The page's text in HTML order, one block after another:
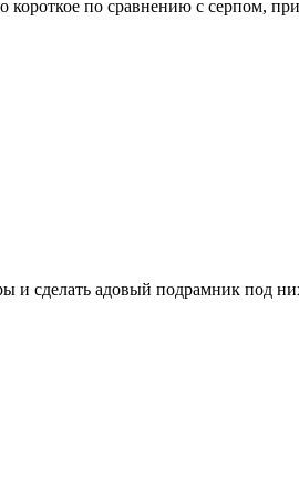
короткое по сравнению с серпом,
и сделать адовый подрамник под